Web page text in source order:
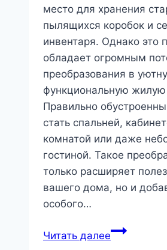
место для хранения
пылящихся коробок и
инвентаря. Однако это
обладает огромным
преобразования в
функциональную жилую
Правильно
стать спальней,
комнатой или даже
гостиной. Такое
только расширяет
вашего дома, но и
особого…
Читать далееКак